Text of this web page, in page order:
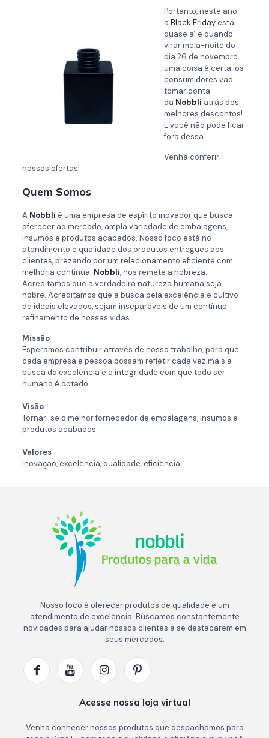
Portanto, neste ano –
a Black Fridayestá
quase aí e quando
virar meia-noite do
dia 26 de novembro,
uma coisa é certa: os
consumidores vão
tomar conta
da Nobbli atrás dos
melhores descontos!
E você não pode ficar
fora dessa.
Venha conferir
nossas ofertas!
Quem Somos
A Nobbli é uma empresa de espírito inovador que busca
oferecer ao mercado, ampla variedade de embalagens,
insumos e produtos acabados. Nosso foco está no
atendimento e qualidade dos produtos entregues aos
clientes, prezando por um relacionamento eficiente com
melhoria contínua. Nobbli, nos remete a nobreza.
Acreditamos que a verdadeira natureza humana seja
nobre. Acreditamos que a busca pela excelência e cultivo
de ideais elevados, sejam inseparáveis de um contínuo
refinamento de nossas vidas.
Missão
Esperamos contribuir através de nosso trabalho, para que
cada empresa e pessoa possam refletir cada vez mais a
busca da excelência e a integridade com que todo ser
humano é dotado.
Visão
Tornar-se o melhor fornecedor de embalagens, insumos e
produtos acabados.
Valores
Inovação, excelência, qualidade, eficiência.
Nosso foco é oferecer produtos de qualidade e um
atendimento de excelência. Buscamos constantemente
novidades para ajudar nossos clientes a se destacarem em
seus mercados.
Acesse nossa loja virtual
Venha conhecer nossos produtos que despachamos para